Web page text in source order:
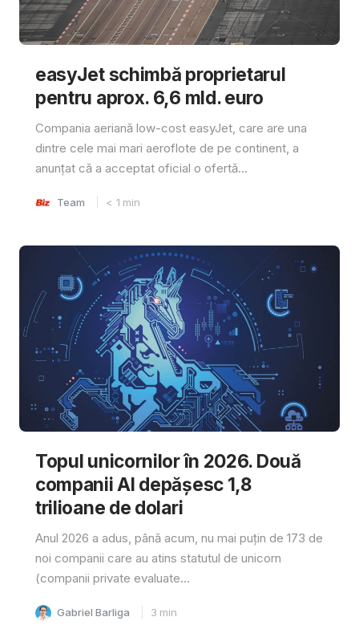
easyJet schimbă proprietarul
pentru aprox. 6,6 mld. euro
Compania aeriană low-cost easyJet, care are una
dintre cele mai mari aeroflote de pe continent, a
anunțat că a acceptat oficial o ofertă...
Team < 1 min
Topul unicornilor în 2026. Două
companii AI depășesc 1,8
trilioane de dolari
Anul 2026 a adus, până acum, nu mai puțin de 173 de
noi companii care au atins statutul de unicorn
(companii private evaluate...
Gabriel Barliga 3 min